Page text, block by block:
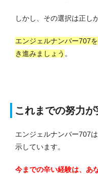
しかし、その選択は正し
エンジェルナンバー707
き進みましょう 。
これまでの努力
エンジェルナンバー707
示しています。
今までの辛い経験は、あ